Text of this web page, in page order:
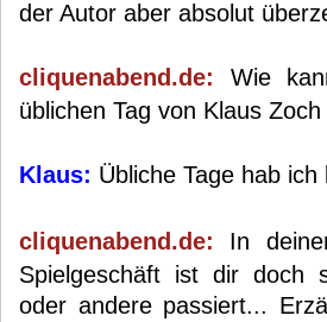
der Autor aber absolut
cliquenabend.de: Wie
üblichen Tag von Klaus
Klaus: Übliche Tage hab
cliquenabend.de: In
Spielgeschäft ist dir doch
oder andere passiert...